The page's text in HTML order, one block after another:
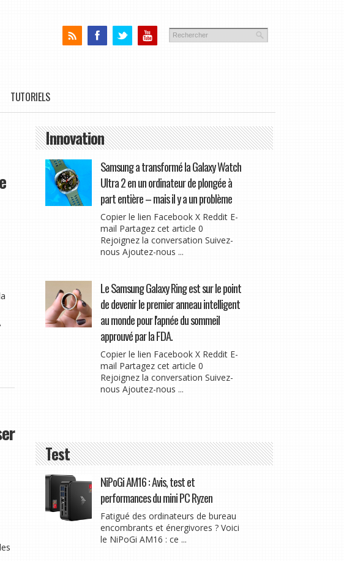
TUTORIELS
Innovation
Samsung a transformé la Galaxy Watch
Ultra 2 en un ordinateur de plongée à
part entière – mais il y a un problème
Copier le lien Facebook X Reddit E-
mail Partagez cet article 0
Rejoignez la conversation Suivez-
nous Ajoutez-nous ...
Le Samsung Galaxy Ring est sur le point
de devenir le premier anneau intelligent
au monde pour l'apnée du sommeil
approuvé par la FDA.
Copier le lien Facebook X Reddit E-
mail Partagez cet article 0
Rejoignez la conversation Suivez-
nous Ajoutez-nous ...
Test
NiPoGi AM16 : Avis, test et
performances du mini PC Ryzen
Fatigué des ordinateurs de bureau
encombrants et énergivores ? Voici
le NiPoGi AM16 : ce ...